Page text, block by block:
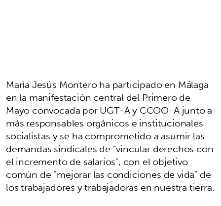
María Jesús Montero ha participado en Málaga
en la manifestación central del Primero de
Mayo convocada por UGT-A y CCOO-A junto a
más responsables orgánicos e institucionales
socialistas y se ha comprometido a asumir las
demandas sindicales de “vincular derechos con
el incremento de salarios”, con el objetivo
común de “mejorar las condiciones de vida” de
los trabajadores y trabajadoras en nuestra tierra.